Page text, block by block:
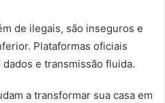
de ilegais, são inseguros e
Plataformas oficiais
e transmissão fluida.
a transformar sua casa em